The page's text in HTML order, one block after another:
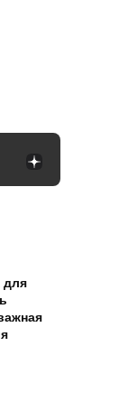
для